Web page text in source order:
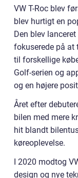
VW T-Roc blev
blev hurtigt en
Den blev
fokuserede på at
til forskellige
Golf-serien og
og en højere
Året efter
bilen med mere
hit blandt
køreoplevelse.
I 2020 modtog
design og nye